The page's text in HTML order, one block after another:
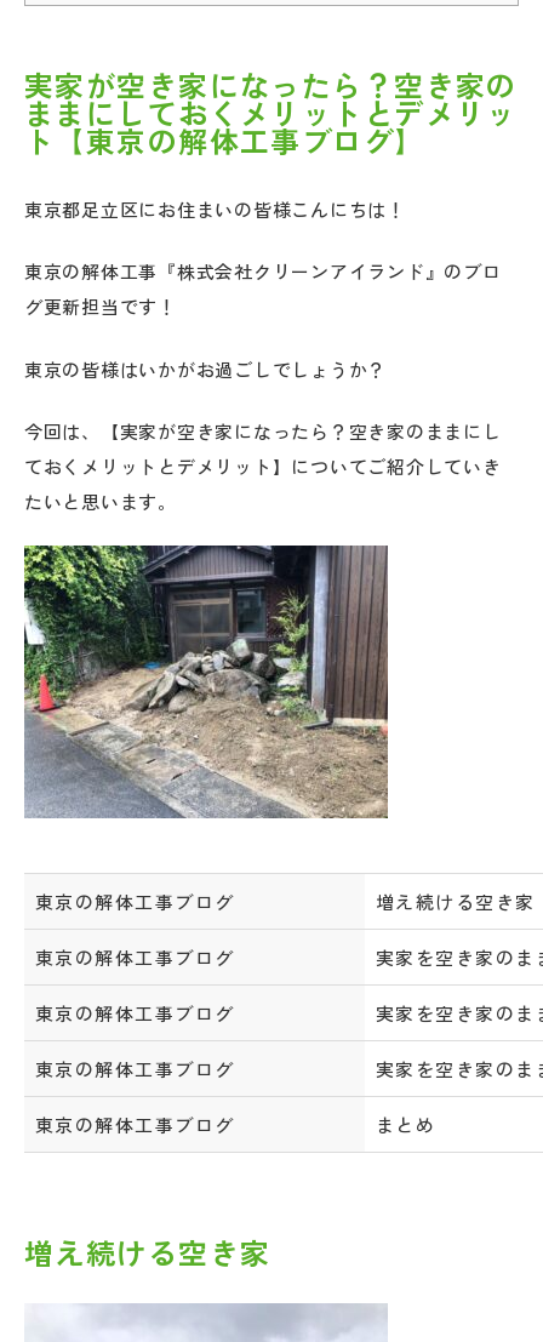
実家が空き家になったら？空き家の
ままにしておくメリットとデメリッ
ト【東京の解体工事ブログ】
東京都足立区にお住まいの皆様こんにちは！
東京の解体工事『株式会社クリーンアイランド』のブロ
グ更新担当です！
東京の皆様はいかがお過ごしでしょうか？
今回は、【実家が空き家になったら？空き家のままにし
ておくメリットとデメリット】についてご紹介していき
たいと思います。
東京の解体工事ブログ 増え続ける空き家
東京の解体工事ブログ 実家を空き家の
東京の解体工事ブログ 実家を空き家の
東京の解体工事ブログ 実家を空き家の
東京の解体工事ブログ まとめ
増え続ける空き家